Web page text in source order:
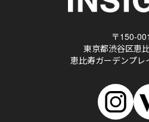
〒150-
東京都渋谷区恵
恵比寿ガーデンプレ